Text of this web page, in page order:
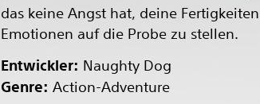
das keine Angst hat, deine
Emotionen auf die Probe zu stellen.
Entwickler: Naughty Dog
Genre: Action-Adventure